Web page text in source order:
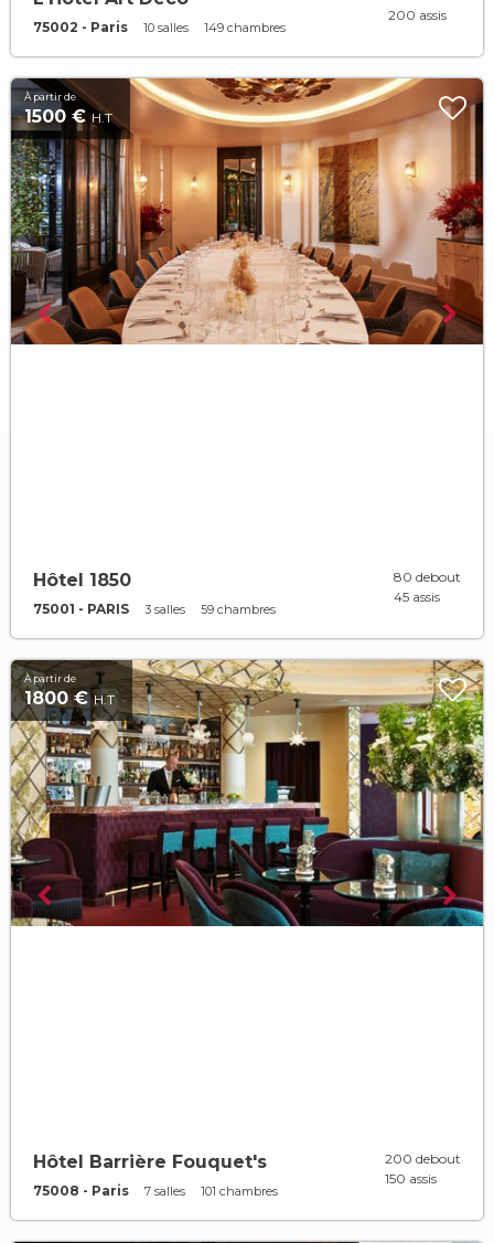
75002 - Paris 10 salles 149 chambres
200 assis
À partir de
1500 €H.T
Hôtel 1850
75001 - PARIS 3 salles 59 chambres
80 debout
45 assis
À partir de
1800 €H.T
Hôtel Barrière Fouquet's
75008 - Paris 7 salles 101 chambres
200 debout
150 assis